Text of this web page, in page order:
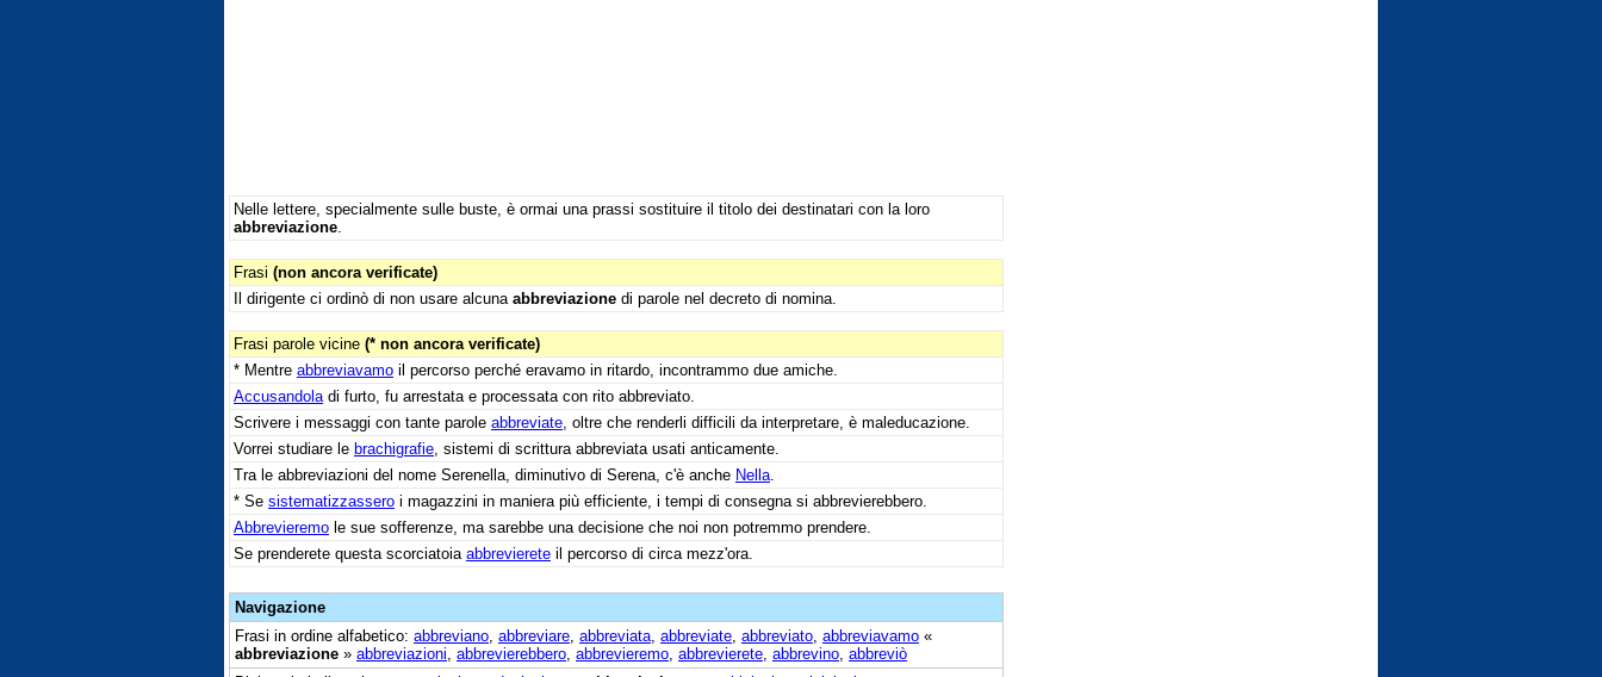
Nelle lettere, specialmente sulle buste, è ormai una prassi sostituire il titolo dei destinatari con la loro
abbreviazione
Frasi (non ancora verificate)
Il dirigente ci ordinò di non usare alcuna abbreviazione di parole nel decreto di nomina.
Frasi parole vicine (* non ancora verificate)
* Mentre abbreviavamo il percorso perché eravamo in ritardo, incontrammo due amiche.
Accusandola di furto, fu arrestata e processata con rito abbreviato.
Scrivere i messaggi con tante parole abbreviate , oltre che renderli difficili da interpretare, è maleducazione.
Vorrei studiare le brachigrafie , sistemi di scrittura abbreviata usati anticamente.
Tra le abbreviazioni del nome Serenella, diminutivo di Serena, c'è anche Nella
* Se sistematizzassero i magazzini in maniera più efficiente, i tempi di consegna si abbrevierebbero.
Abbrevieremo le sue sofferenze, ma sarebbe una decisione che noi non potremmo prendere.
Se prenderete questa scorciatoia abbrevierete il percorso di circa mezz'ora.
Navigazione
Frasi in ordine alfabetico: abbreviano abbreviare abbreviata abbreviate abbreviato abbreviavamo «
abbreviazione » abbreviazioni abbrevierebbero abbrevieremo abbrevierete abbrevino abbreviò